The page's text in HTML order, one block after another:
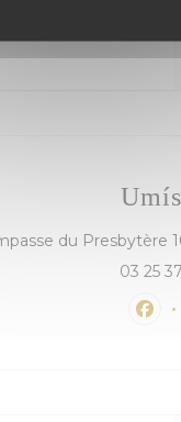
du Presbytère
03 25